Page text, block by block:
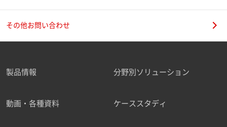
ご勤務先
その他お問い合わせ
製品情報 分野別ソリューション
動画・各種資料 ケーススタディ